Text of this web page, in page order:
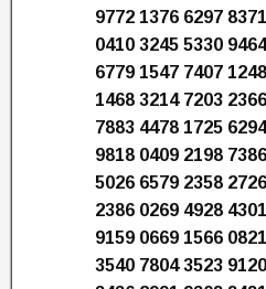
9772 1376 6297
0410 3245 5330
6779 1547 7407
1468 3214 7203
7883 4478 1725
9818 0409 2198
5026 6579 2358
2386 0269 4928
9159 0669 1566
3540 7804 3523